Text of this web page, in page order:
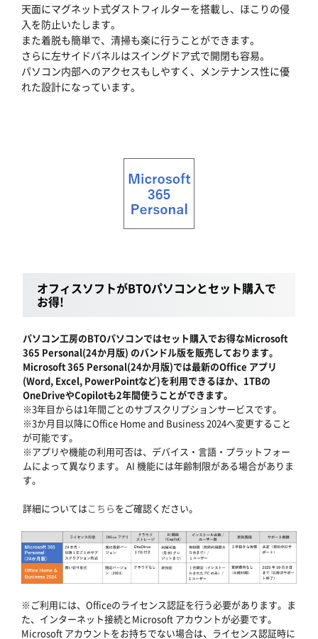
天面にマグネット式ダストフィルターを搭載し、ほこりの侵
入を防止いたします。
また着脱も簡単で、清掃も楽に行うことができます。
さらに左サイドパネルはスイングドア式で開閉も容易。
パソコン内部へのアクセスもしやすく、メンテナンス性に優
れた設計になっています。
オフィスソフトがBTOパソコンとセット購入で
お得!
パソコン工房のBTOパソコンではセット購入でお得なMicrosoft
365 Personal(24か月版) のバンドル版を販売しております。
Microsoft 365 Personal(24か月版)では最新のOffice アプリ
(Word, Excel, PowerPointなど)を利用できるほか、1TBの
OneDriveやCopilotも2年間使うことができます。
※3年目からは1年間ごとのサブスクリプションサービスです。
※3か月目以降にOffice Home and Business 2024へ変更すること
が可能です。
※アプリや機能の利用可否は、デバイス・言語・プラットフォー
ムによって異なります。 AI 機能には年齢制限がある場合がありま
す。
詳細についてはこちらをご確認ください。
※ご利用には、Officeのライセンス認証を行う必要があります。ま
た、インターネット接続とMicrosoft アカウントが必要です。
Microsoft アカウントをお持ちでない場合は、ライセンス認証時に